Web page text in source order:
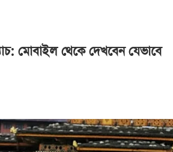
মোবাইল থেকে দেখবেন যেভাবে